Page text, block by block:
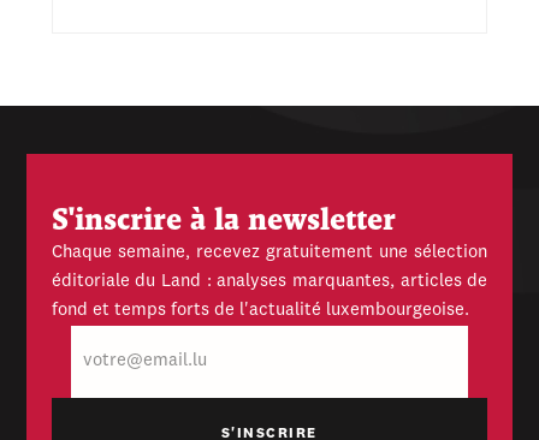
S'inscrire à la newsletter
Chaque semaine, recevez gratuitement une sélection
éditoriale du Land : analyses marquantes, articles de
fond et temps forts de l'actualité luxembourgeoise.
mail